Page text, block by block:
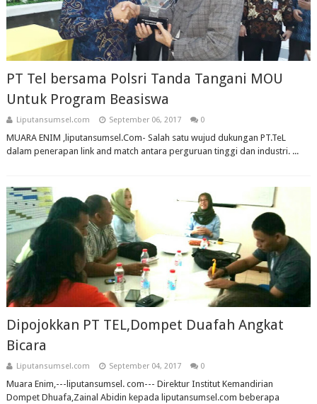
PT Tel bersama Polsri Tanda Tangani MOU
Untuk Program Beasiswa
Liputansumsel.com September 06, 2017 0
MUARA ENIM ,liputansumsel.Com- Salah satu wujud dukungan PT.TeL
dalam penerapan link and match antara perguruan tinggi dan industri. ...
Dipojokkan PT TEL,Dompet Duafah Angkat
Bicara
Liputansumsel.com September 04, 2017 0
Muara Enim,---liputansumsel. com--- Direktur Institut Kemandirian
Dompet Dhuafa,Zainal Abidin kepada liputansumsel.com beberapa